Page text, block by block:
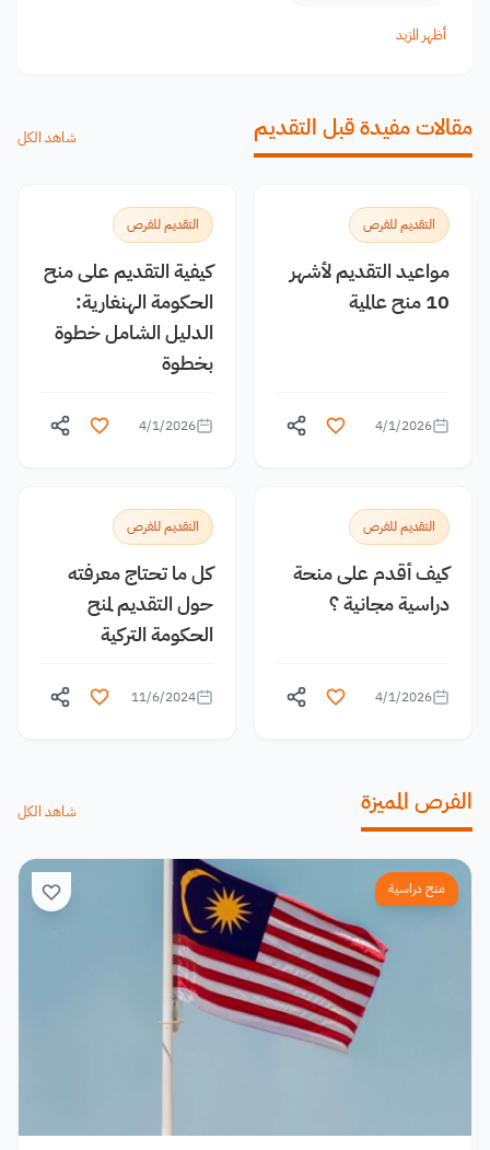
أظهر المزيد
مقالات مفيدة قبل التقديم شاهد الكل
التقديم للفرص
مواعيد التقديم لأشهر
10 منح عالمية
4/1/2026
التقديم للفرص
كيفية التقديم على منح
الحكومة الهنغارية:
الدليل الشامل خطوة
بخطوة
4/1/2026
التقديم للفرص
كيف أقدم على منحة
دراسية مجانية ؟
4/1/2026
التقديم للفرص
كل ما تحتاج معرفته
حول التقديم لمنح
الحكومة التركية
11/6/2024
الفرص المميزة شاهد الكل
منح دراسية